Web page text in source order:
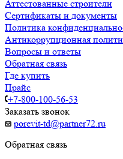
Аттестованные строители
Сертификаты и документы
Политика
Антикоррупционная
Вопросы и ответы
Обратная связь
Где купить
Прайс
+7-800-100-56-53
Заказать звонок
porevit-td@partner72.ru
Обратная связь